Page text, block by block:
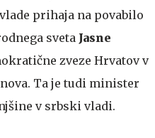
prihaja na povabilo
sveta Jasne
zveze Hrvatov v
Ta je tudi minister
v srbski vladi.